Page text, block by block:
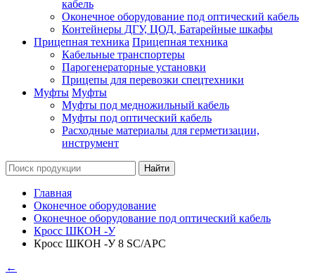
кабель
Оконечное оборудование под оптический кабель
Контейнеры ДГУ, ЦОД, Батарейные шкафы
Прицепная техника Прицепная техника
Кабельные транспортеры
Парогенераторные установки
Прицепы для перевозки спецтехники
Муфты Муфты
Муфты под медножильный кабель
Муфты под оптический кабель
Расходные материалы для герметизации,
инструмент
Главная
Оконечное оборудование
Оконечное оборудование под оптический кабель
Кросс ШКОН -У
Кросс ШКОН -У 8 SC/APC
←